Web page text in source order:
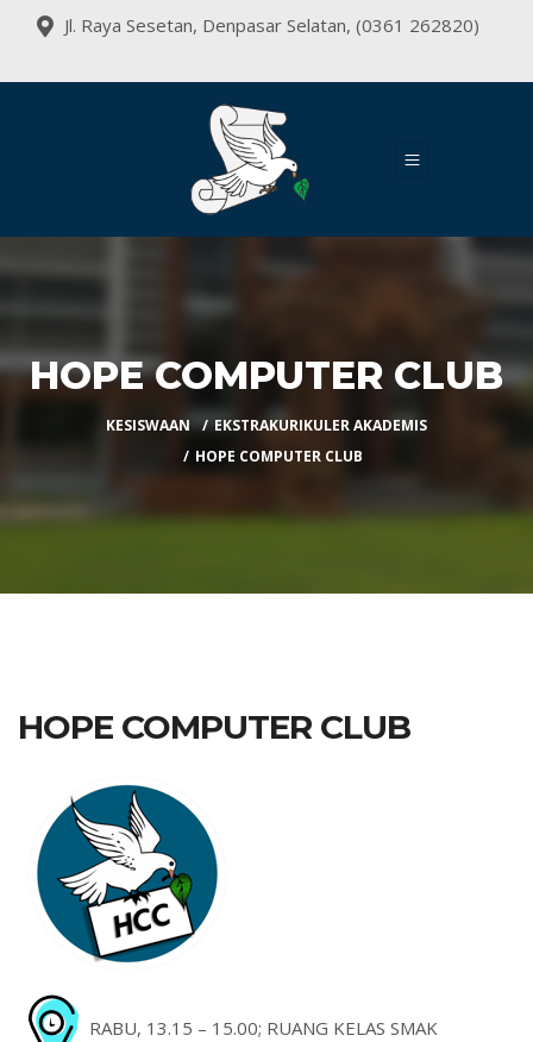
Jl. Raya Sesetan, Denpasar Selatan, (0361 262820)
HOPE COMPUTER CLUB
KESISWAAN
EKSTRAKURIKULER AKADEMIS
HOPE COMPUTER CLUB
HOPE COMPUTER CLUB
RABU, 13.15 – 15.00; RUANG KELAS SMAK